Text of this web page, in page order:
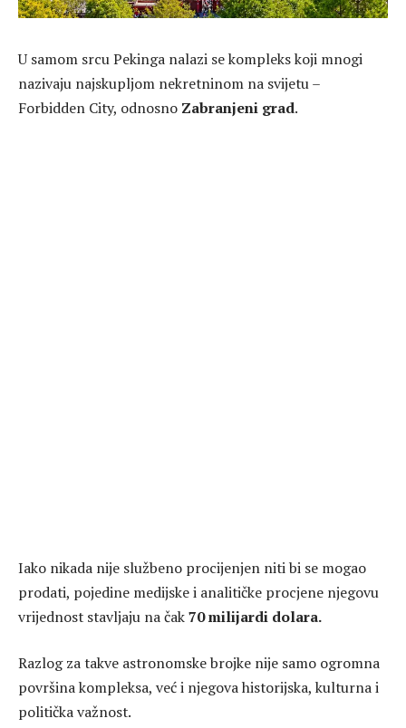
U samom srcu Pekinga nalazi se kompleks koji mnogi
nazivaju najskupljom nekretninom na svijetu –
Forbidden City, odnosno Zabranjeni grad.
Iako nikada nije službeno procijenjen niti bi se mogao
prodati, pojedine medijske i analitičke procjene njegovu
vrijednost stavljaju na čak70 milijardi dolara.
Razlog za takve astronomske brojke nije samo ogromna
površina kompleksa, već i njegova historijska, kulturna i
politička važnost.